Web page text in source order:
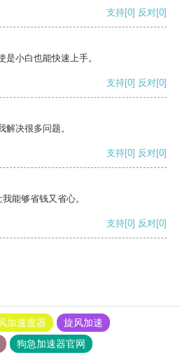
支持[0] 反对[0]
小白也能快速上手。
支持[0] 反对[0]
决很多问题。
支持[0] 反对[0]
能够省钱又省心。
支持[0] 反对[0]
加速度器
旋风加速
狗急加速器官网